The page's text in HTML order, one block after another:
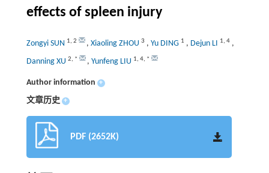
effects of spleen injury
Zongyi SUN 1, 2 , Xiaoling ZHOU 3 , Yu DING 1 , Dejun LI 1, 4,
Danning XU 2, * , Yunfeng LIU 1, 4, *
Author information +
文章历史 +
PDF (2652K)